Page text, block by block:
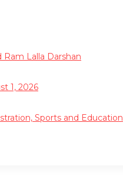
Ram Lalla Darshan
1, 2026
Sports and Education